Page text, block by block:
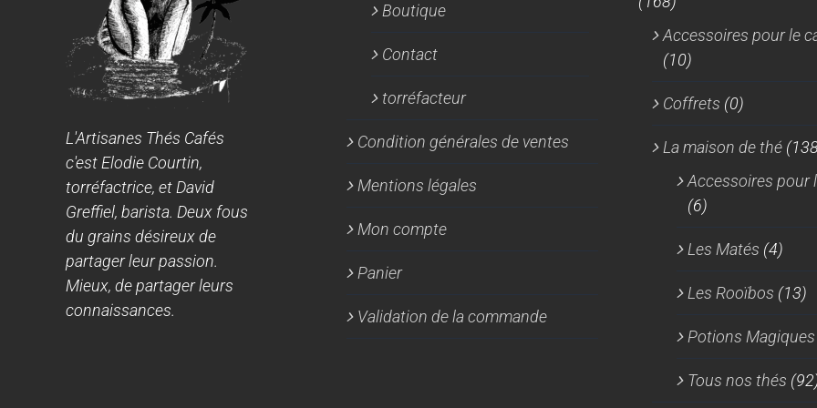
sur
L'Artisanes Thés Cafés
c'est Elodie Courtin,
torréfactrice, et David
Greffiel, barista. Deux fous
du grains désireux de
partager leur passion.
Mieux, de partager leurs
connaissances.
Boutique
Contact
torréfacteur
Condition générales de ventes
Mentions légales
Mon compte
Panier
Validation de la commande
Accessoires pour le
(10)
Coffrets (0)
La maison de thé
Accessoires pour
(6)
Les Matés (4)
Les Rooïbos (13)
Potions Magiques
Tous nos thés